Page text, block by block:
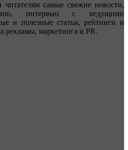
самые свежие новости,
интервью с ведущими
и полезные статьи, рейтинги и
рекламы, маркетинга и PR.